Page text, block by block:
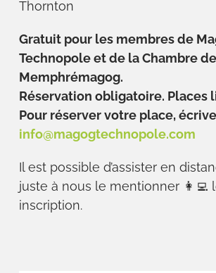
Thornton
Gratuit pour les membres de
Technopole et de la Chambre
Memphrémagog.
Réservation obligatoire. Places
Pour réserver votre place,
info@magogtechnopole.com
Il est possible d’assister en
juste à nous le mentionner 👩‍💻
inscription.